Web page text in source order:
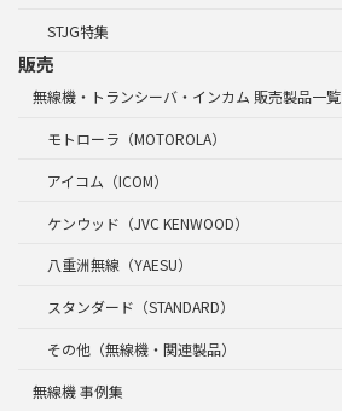
STJG特集
販売
無線機・トランシーバ・インカム 販売製品一覧
モトローラ（MOTOROLA）
アイコム（ICOM）
ケンウッド（JVC KENWOOD）
八重洲無線（YAESU）
スタンダード（STANDARD）
その他（無線機・関連製品）
無線機 事例集